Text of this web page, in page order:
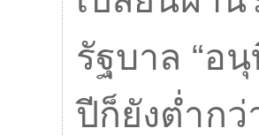
รัฐบาล “อ
ปีก็ยังต่ำก